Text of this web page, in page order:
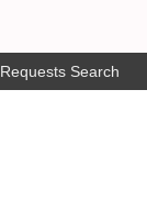
Requests Search